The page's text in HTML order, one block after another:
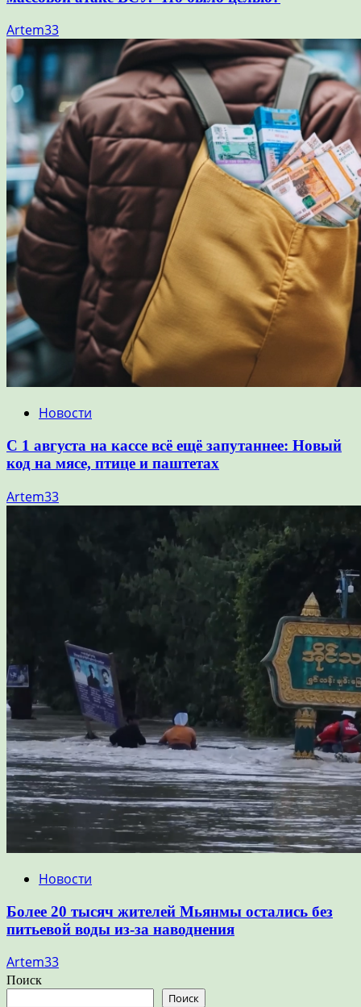
Artem33
Новости
С 1 августа на кассе всё ещё запутаннее: Новый
код на мясе, птице и паштетах
Artem33
Новости
Более 20 тысяч жителей Мьянмы остались без
питьевой воды из-за наводнения
Artem33
Поиск
Поиск